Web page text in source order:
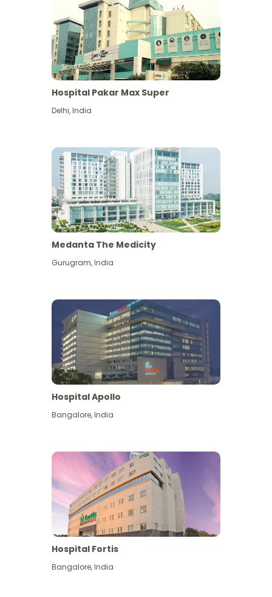
Hospital Pakar Max Super
Delhi,India
Medanta The Medicity
Gurugram,India
Hospital Apollo
Bangalore,India
Hospital Fortis
Bangalore,India